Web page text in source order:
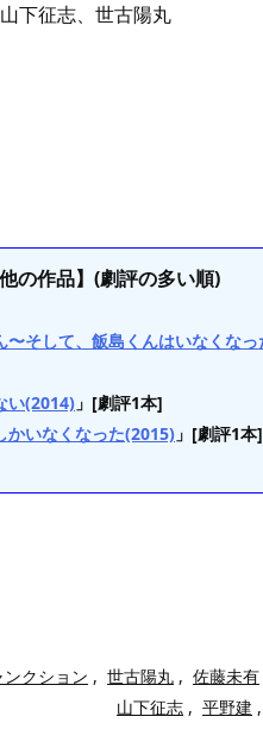
下征志、世古陽丸
の作品】(劇評の多い順)
〜そして、飯島くんはいなくな
い(2014) 」[劇評1本]
かいなくなった(2015) 」[劇評1本]
クション , 世古陽丸 , 佐藤未有
山下征志 , 平野建 ,